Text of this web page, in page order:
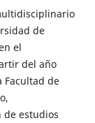
de
el
del año
Facultad de
de estudios